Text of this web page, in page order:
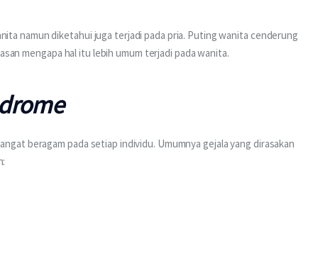
namun diketahui juga terjadi pada pria. Puting wanita cenderung
mengapa hal itu lebih umum terjadi pada wanita.
beragam pada setiap individu. Umumnya gejala yang dirasakan